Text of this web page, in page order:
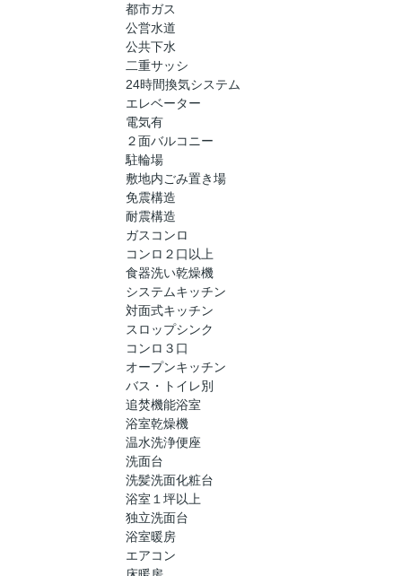
都市ガス
公営水道
公共下水
二重サッシ
24時間換気システム
エレベーター
電気有
２面バルコニー
駐輪場
敷地内ごみ置き場
免震構造
耐震構造
ガスコンロ
コンロ２口以上
食器洗い乾燥機
システムキッチン
対面式キッチン
スロップシンク
コンロ３口
オープンキッチン
バス・トイレ別
追焚機能浴室
浴室乾燥機
温水洗浄便座
洗面台
洗髪洗面化粧台
浴室１坪以上
独立洗面台
浴室暖房
エアコン